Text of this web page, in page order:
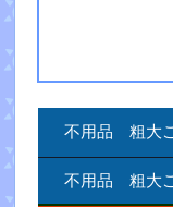
不用品 粗大
不用品 粗大